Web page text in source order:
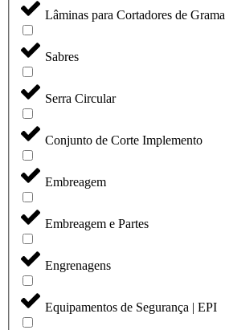
Lâminas para Cortadores de Grama
Sabres
Serra Circular
Conjunto de Corte Implemento
Embreagem
Embreagem e Partes
Engrenagens
Equipamentos de Segurança | EPI